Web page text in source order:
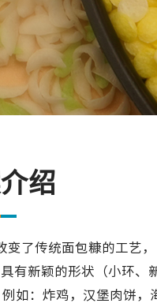
绍
了传统面包糠的工艺
有新颖的形状（小环、
如：炸鸡，汉堡肉饼，